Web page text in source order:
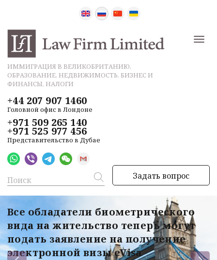
ИММИГРАЦИЯ В ВЕЛИКОБРИТАНИЮ,
ОБРАЗОВАНИЕ, НЕДВИЖИМОСТЬ, БИЗНЕС И
ФИНАНСЫ, НАЛОГИ
+44 207 907 1460
Головной офис в Лондоне
+971 509 265 140
+971 525 977 456
Представительство в Дубае
Задать вопрос
Все обладатели биометрического
вида на жительство теперь могут
подать заявление на получение
электронной визы eVisa